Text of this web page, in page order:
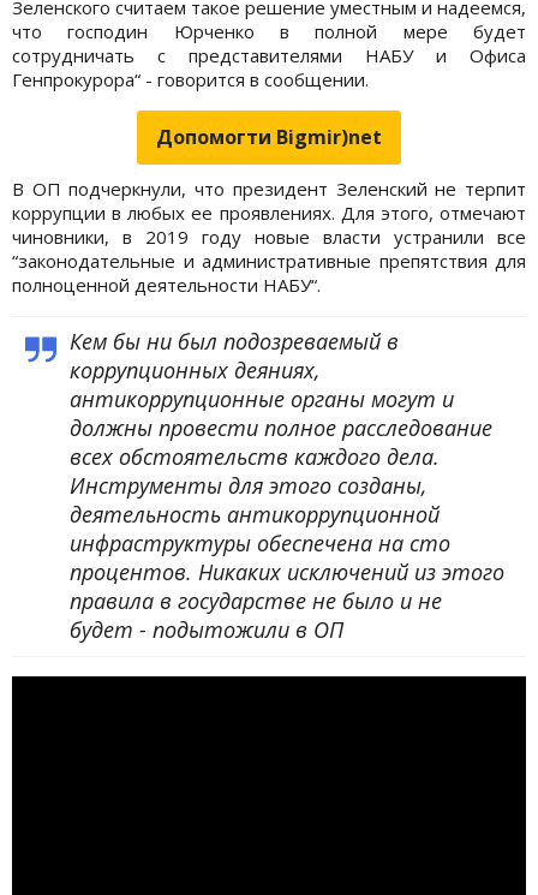
Зеленского считаем такое решение уместным и надеемся,
что господин Юрченко в полной мере будет
сотрудничать с представителями НАБУ и Офиса
Генпрокурора“ - говорится в сообщении.
Допомогти Bigmir)net
В ОП подчеркнули, что президент Зеленский не терпит
коррупции в любых ее проявлениях. Для этого, отмечают
чиновники, в 2019 году новые власти устранили все
“законодательные и административные препятствия для
полноценной деятельности НАБУ“.
Кем бы ни был подозреваемый в
коррупционных деяниях,
антикоррупционные органы могут и
должны провести полное расследование
всех обстоятельств каждого дела.
Инструменты для этого созданы,
деятельность антикоррупционной
инфраструктуры обеспечена на сто
процентов. Никаких исключений из этого
правила в государстве не было и не
будет - подытожили в ОП